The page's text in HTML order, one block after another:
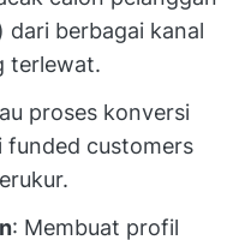
berbagai kanal
terlewat.
proses konversi
funded customers
: Membuat profil